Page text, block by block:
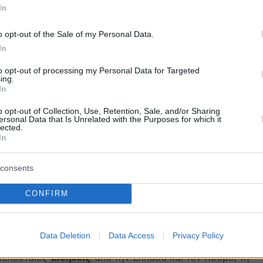
opt-out of the Sale of my Personal Data.
opt-out of processing my Personal Data for Targeted
opt-out of Collection, Use, Retention, Sale, and/or Sharing
Data that Is Unrelated with the Purposes for which it
CONFIRM
Data Deletion Data Access Privacy Policy
24χρονος Ρομά που ξυλοκόπησε άγρια τον
της διαβολοβδομάδας των ΟΥΚ: Οι
οι ανακρίσεις και η... Ρόζα - Δείτε βίντεο
ξεκινά η συνεδρίαση των Σπετσών: Το
Ειδήσειςαπό την Ελλάδα και τον Κόσμο, τη